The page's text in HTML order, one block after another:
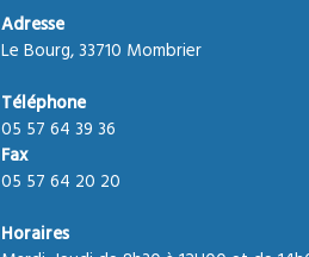
Adresse
Le Bourg, 33710 Mombrier
Téléphone
05 57 64 39 36
Fax
05 57 64 20 20
Horaires